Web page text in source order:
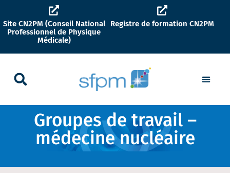
Site CN2PM (Conseil National
Professionnel de Physique
Médicale)
Registre de formation CN2PM
Groupes de travail –
médecine nucléaire